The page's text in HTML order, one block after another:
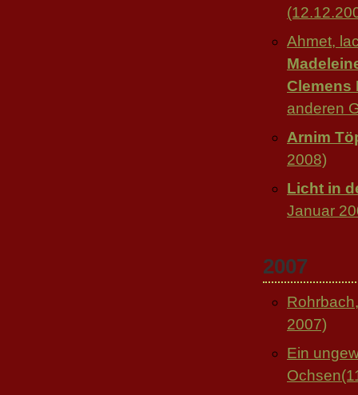
Ahmet,
Clemens
anderen
Arnim
2008)
Licht in
Januar
2007
2007)
Ein